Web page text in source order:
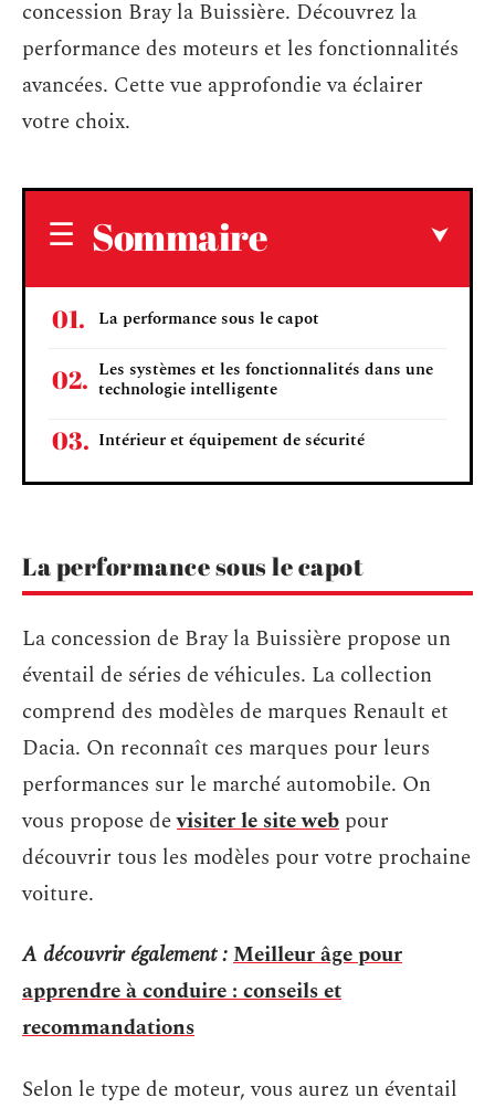
concession Bray la Buissière. Découvrez la
performance des moteurs et les fonctionnalités
avancées. Cette vue approfondie va éclairer
votre choix.
Sommaire
La performance sous le capot
Les systèmes et les fonctionnalités dans une
technologie intelligente
Intérieur et équipement de sécurité
La performance sous le capot
La concession de Bray la Buissière propose un
éventail de séries de véhicules. La collection
comprend des modèles de marques Renault et
Dacia. On reconnaît ces marques pour leurs
performances sur le marché automobile. On
vous propose devisiter le site web pour
découvrir tous les modèles pour votre prochaine
voiture.
A découvrir également :Meilleur âge pour
apprendre à conduire : conseils et
recommandations
Selon le type de moteur, vous aurez un éventail